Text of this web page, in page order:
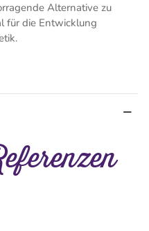
Alternative zu
für die Entwicklung